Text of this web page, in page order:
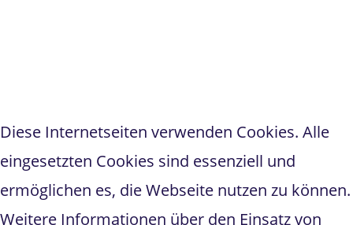
Diese Internetseiten verwenden Cookies. Alle
eingesetzten Cookies sind essenziell und
ermöglichen es, die Webseite nutzen zu können.
Weitere Informationen über den Einsatz von